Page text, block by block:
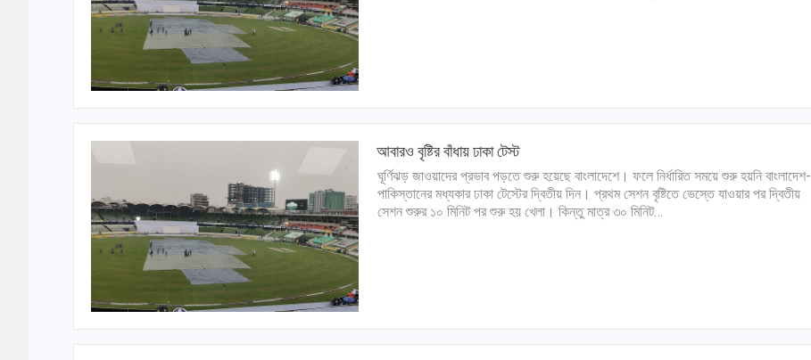
আবারও বৃষ্টির বাঁধায় ঢাকা টেস্ট
ঘূর্ণিঝড় জাওয়াদের প্রভাব পড়তে শুরু হয়েছে বাংলাদেশে। ফলে নির্ধারিত সময়ে শুরু হয়নি বাংলাদেশ-
পাকিস্তানের মধ্যকার ঢাকা টেস্টের দ্বিতীয় দিন। প্রথম সেশন বৃষ্টিতে ভেস্তে যাওয়ার পর দ্বিতীয়
সেশন শুরুর ১০ মিনিট পর শুরু হয় খেলা। কিন্তু মাত্র ৩০ মিনিট…